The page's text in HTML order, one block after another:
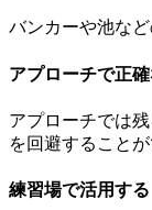
バンカーや池な
アプローチで正
アプローチでは
を回避することが
練習場で活用する